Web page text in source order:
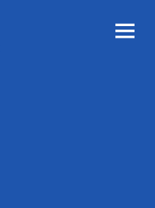
MENU